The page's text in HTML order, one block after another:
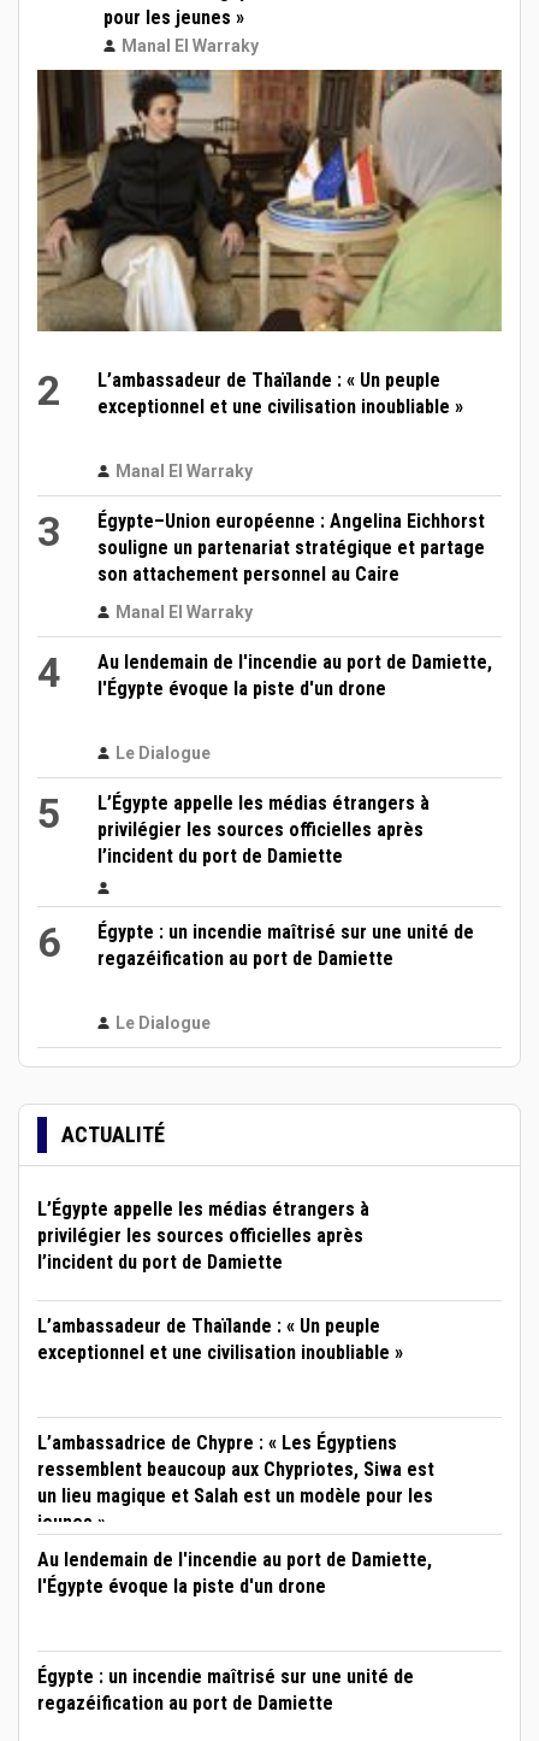
pour les jeunes »
Manal El Warraky
2
L’ambassadeur de Thaïlande : « Un peuple
exceptionnel et une civilisation inoubliable »
Manal El Warraky
3
Égypte–Union européenne : Angelina Eichhorst
souligne un partenariat stratégique et partage
son attachement personnel au Caire
Manal El Warraky
4
Au lendemain de l'incendie au port de Damiette,
l'Égypte évoque la piste d'un drone
Le Dialogue
5
L’Égypte appelle les médias étrangers à
privilégier les sources officielles après
l’incident du port de Damiette
6
Égypte : un incendie maîtrisé sur une unité de
regazéification au port de Damiette
Le Dialogue
ACTUALITÉ
L’Égypte appelle les médias étrangers à
privilégier les sources officielles après
l’incident du port de Damiette
L’ambassadeur de Thaïlande : « Un peuple
exceptionnel et une civilisation inoubliable »
L’ambassadrice de Chypre : « Les Égyptiens
ressemblent beaucoup aux Chypriotes, Siwa est
un lieu magique et Salah est un modèle pour les
jeunes »
Au lendemain de l'incendie au port de Damiette,
l'Égypte évoque la piste d'un drone
Égypte : un incendie maîtrisé sur une unité de
regazéification au port de Damiette